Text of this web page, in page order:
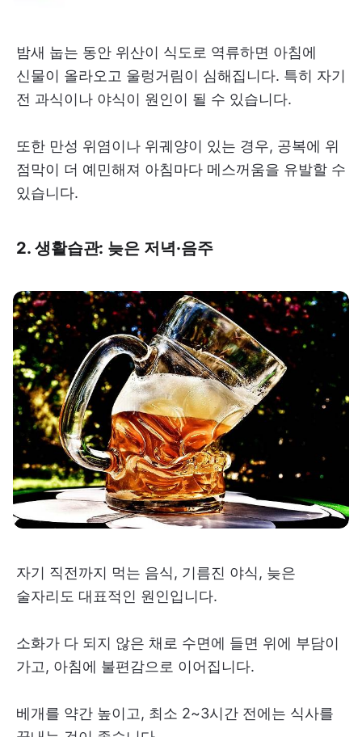
밤새 눕는 동안 위산이 식도로 역류하면 아침에
신물이 올라오고 울렁거림이 심해집니다. 특히 자기
전 과식이나 야식이 원인이 될 수 있습니다.
또한 만성 위염이나 위궤양이 있는 경우, 공복에 위
점막이 더 예민해져 아침마다 메스꺼움을 유발할 수
있습니다.
2. 생활습관: 늦은 저녁·음주
자기 직전까지 먹는 음식, 기름진 야식, 늦은
술자리도 대표적인 원인입니다.
소화가 다 되지 않은 채로 수면에 들면 위에 부담이
가고, 아침에 불편감으로 이어집니다.
베개를 약간 높이고, 최소 2~3시간 전에는 식사를